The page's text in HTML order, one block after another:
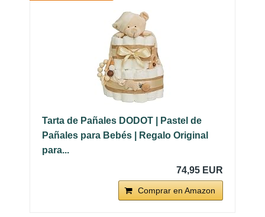
Tarta de Pañales DODOT | Pastel de
Pañales para Bebés | Regalo Original
para...
74,95 EUR
Comprar en Amazon